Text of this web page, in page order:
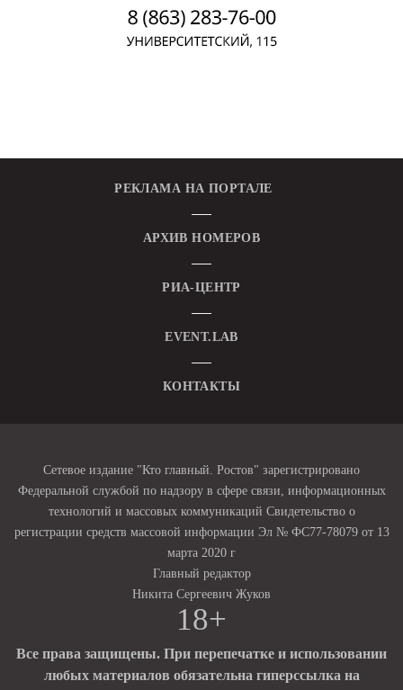
РЕКЛАМА НА ПОРТАЛЕ
АРХИВ НОМЕРОВ
РИА-ЦЕНТР
EVENT.LAB
КОНТАКТЫ
Сетевое издание "Кто главный. Ростов" зарегистрировано
Федеральной службой по надзору в сфере связи, информационных
технологий и массовых коммуникаций Свидетельство о
регистрации средств массовой информации Эл № ФС77-78079 от 13
марта 2020 г
Главный редактор
Никита Сергеевич Жуков
18+
Все права защищены. При перепечатке и использовании
любых материалов обязательна гиперссылка на